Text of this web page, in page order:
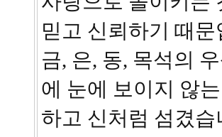
믿고 신뢰하기 때
금, 은, 동, 목석의
에 눈에 보이지 않
하고 신처럼 섬겼